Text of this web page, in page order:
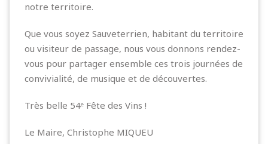
notre territoire.
Que vous soyez Sauveterrien, habitant du territoire
ou visiteur de passage, nous vous donnons rendez-
vous pour partager ensemble ces trois journées de
convivialité, de musique et de découvertes.
Très belle 54ᵉ Fête des Vins !
Le Maire, Christophe MIQUEU